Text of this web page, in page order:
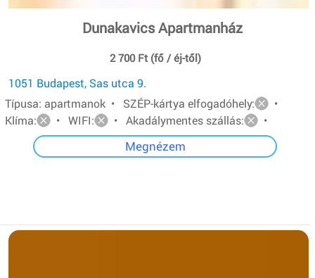
Dunakavics Apartmanház
2 700 Ft (fő / éj-től)
1051 Budapest, Sas utca 9.
Típusa: apartmanok • SZÉP-kártya elfogadóhely:
•
Klíma:
• WIFI: • Akadálymentes szállás: •
Megnézem